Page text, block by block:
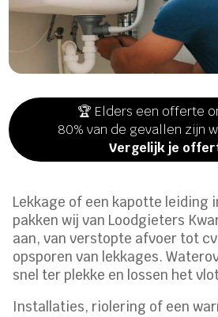
🏆 Elders een offerte
80% van de gevallen zijn
Vergelijk je
Lekkage of een kapotte leiding
pakken wij van Loodgieters
aan, van verstopte afvoer tot
opsporen van lekkages.
snel ter plekke en lossen het
Installaties, riolering of een